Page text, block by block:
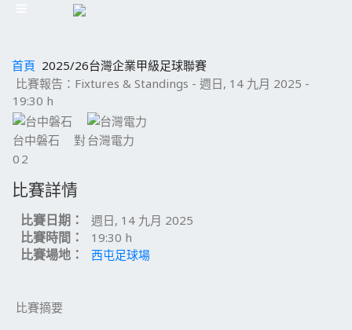
首頁 2025/26台灣企業甲級足球聯賽
比賽報告：Fixtures & Standings - 週日, 14 九月 2025 -
19:30 h
台中磐石 對台灣電力
0 2
比賽詳情
比賽日期： 週日, 14 九月 2025
比賽時間： 19:30 h
比賽場地： 西屯足球場
比賽摘要